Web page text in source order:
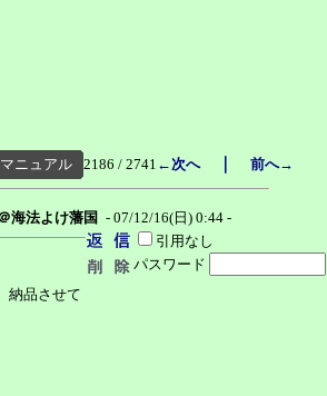
マニュアル 2186 / 2741 ←次へ｜ 前へ→
海法よけ藩国
- 07/12/16(日) 0:44 -
引用なし
パスワード
納品させて